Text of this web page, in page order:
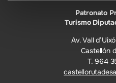
Patronato
Turismo
Av. Vall
Castellón
T. 964